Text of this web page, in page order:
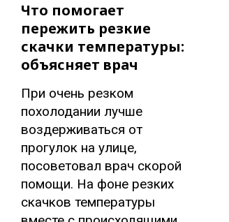
Что помогает
пережить резкие
скачки температуры:
объясняет врач
При очень резком
похолодании лучше
воздерживаться от
прогулок на улице,
посоветовал врач скорой
помощи. На фоне резких
скачков температуры